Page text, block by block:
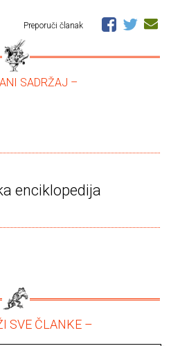
Preporuči članak
SADRŽAJ –
enciklopedija
SVE ČLANKE –